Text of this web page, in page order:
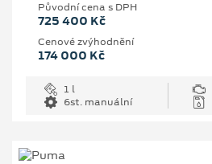
Původní cena s DPH
725 400 Kč
Cenové zvýhodnění
174 000 Kč
1 l
6st. manuální